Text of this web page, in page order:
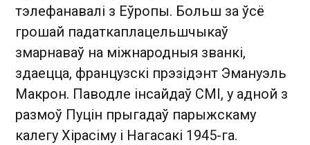
тэлефанавалі з Еўропы. Больш за ўсё
грошай падаткаплацельшчыкаў
змарнаваў на міжнародныя званкі,
здаецца, французскі прэзідэнт Эмануэль
Макрон. Паводле інсайдаў СМІ, у адной з
размоў Пуцін прыгадаў парыжскаму
калегу Хірасіму і Нагасакі 1945-га.